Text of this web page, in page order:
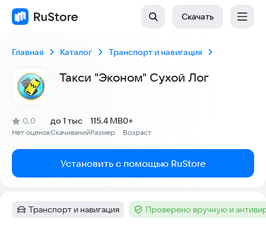
Скачать
Главная Каталог Транспорт и навигация
Такси "Эконом" Сухой Лог
Рейтинг:
0,0
(
Нет оценок
)
Скачиваний
до 1 тыс
Размер
115.4 MB
Возраст
0+
Установить с помощью RuStore
Категория:
Транспорт и навигация Тег :Проверено вручную и